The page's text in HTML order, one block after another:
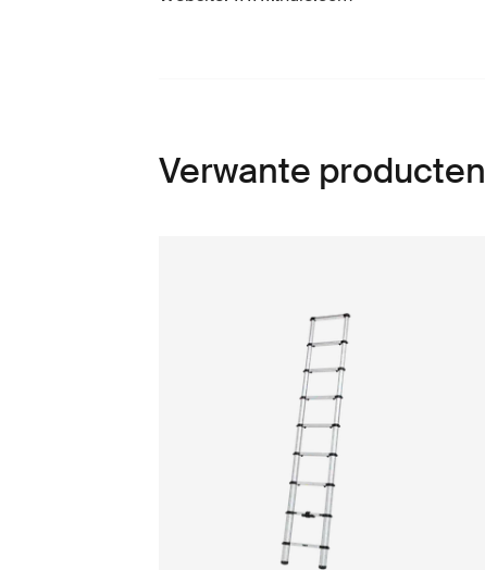
Verwante producten